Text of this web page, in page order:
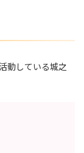
動している城之